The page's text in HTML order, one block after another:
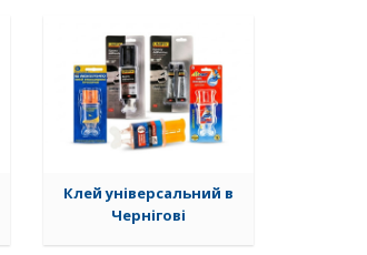
Клей універсальний в
Чернігові